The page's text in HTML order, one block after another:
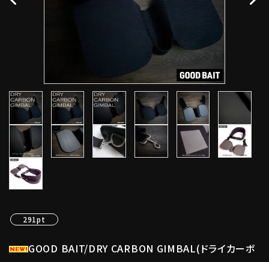
291pt
GOOD BAIT/DRY CARBON GIMBAL(ドライカーボ